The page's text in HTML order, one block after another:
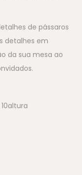
de pássaros
detalhes em
da sua mesa ao